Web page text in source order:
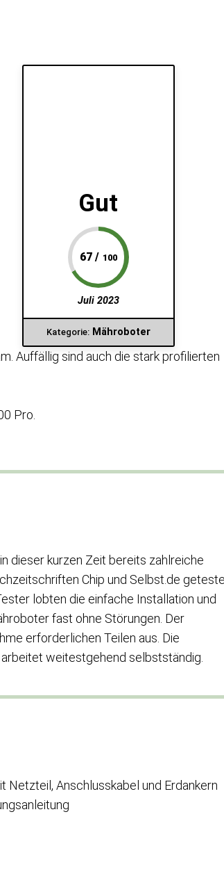
Gut
67 / 100
Juli 2023
Kategorie:Mähroboter
Auffällig sind auch die stark profilierten
Pro.
dieser kurzen Zeit bereits zahlreiche
Chip und Selbst.de
lobten die einfache Installation und
fast ohne Störungen. Der
erforderlichen Teilen aus. Die
weitestgehend selbstständig.
Anschlusskabel und Erdankern